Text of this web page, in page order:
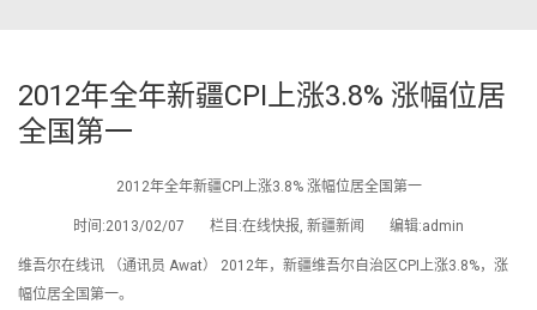
2012年全年新疆CPI上涨3.8% 涨幅位居
全国第一
2012年全年新疆CPI上涨3.8% 涨幅位居全国第一
时间:2013/02/07 栏目:在线快报, 新疆新闻 编辑:admin
维吾尔在线讯 （通讯员 Awat） 2012年，新疆维吾尔自治区CPI上涨3.8%，涨
幅位居全国第一。